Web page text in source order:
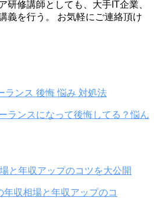
研修講師としても、大手IT企業、
義を行う。 お気軽にご連絡頂け
ランスになって後悔してる？悩ん
と年収アップのコツを大公開